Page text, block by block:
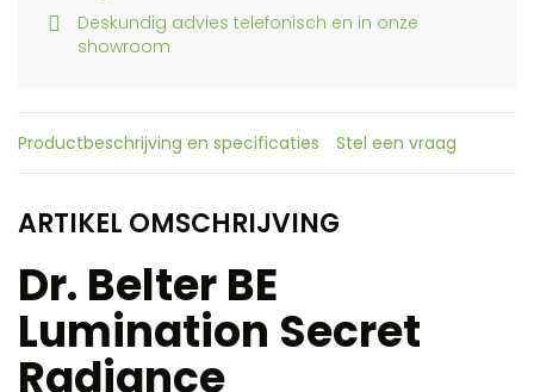
Deskundig advies telefonisch en in onze
showroom
Productbeschrijving en specificaties Stel een vraag
ARTIKEL OMSCHRIJVING
Dr. Belter BE
Lumination Secret
Radiance